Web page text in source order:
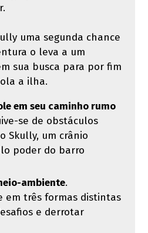
uma segunda chance
o leva a um
sua busca para por fim
a ilha.
em seu caminho rumo
se de obstáculos
Skully, um crânio
poder do barro
ambiente.
em três formas distintas
e derrotar